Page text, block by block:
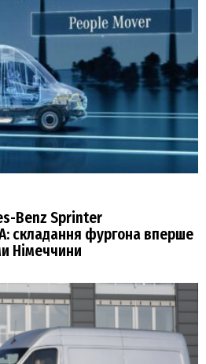
Benz Sprinter
складання фургона вперше
Німеччини